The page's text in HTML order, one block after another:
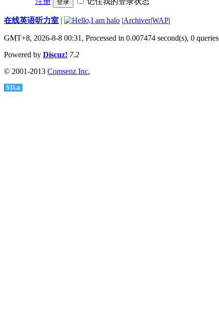
登录
在线英语听力室 | |Archiver|WAP|
GMT+8, 2026-8-8 00:31, Processed in 0.007474 second(s), 0
Powered by Discuz! 7.2
© 2001-2013 Comsenz Inc.
51La